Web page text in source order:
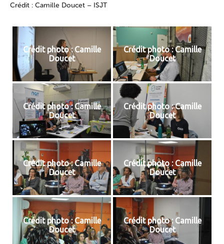
Crédit : Camille Doucet – ISJT
Crédit photo : Camille
Doucet
Crédit photo : Camille
Doucet
Crédit photo : Camille
Doucet
Crédit photo : Camille
Doucet
Crédit photo : Camille
Doucet
Crédit photo : Camille
Doucet
Crédit photo : Camille
Doucet
Crédit photo : Camille
Doucet